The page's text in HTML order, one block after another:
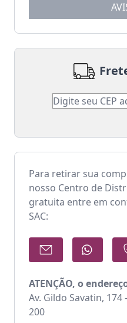
Para retirar sua
nosso Centro de
gratuita entre em
SAC:
ATENÇÃO, o
Av. Gildo Savatin, 174
200